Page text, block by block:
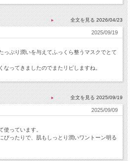
2026/04/23
2025/09/19
っぷり潤いを与えてふっくら整うマスクでとて
ってきましたのでまたリピしますね。
2025/09/19
2025/09/09
使っています。
ぴったりで、肌もしっとり潤いワントーン明る